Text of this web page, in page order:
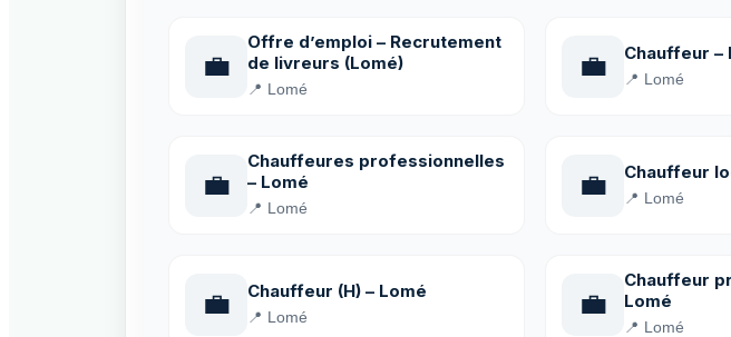
💼
Offre d’emploi – Recrutement
de livreurs (Lomé)
📍 Lomé
💼 Chauffeur –
📍 Lomé
💼
Chauffeures professionnelles
– Lomé
📍 Lomé
💼 Chauffeur
📍 Lomé
💼 Chauffeur (H) – Lomé
📍 Lomé 💼
Chauffeur
Lomé
📍 Lomé